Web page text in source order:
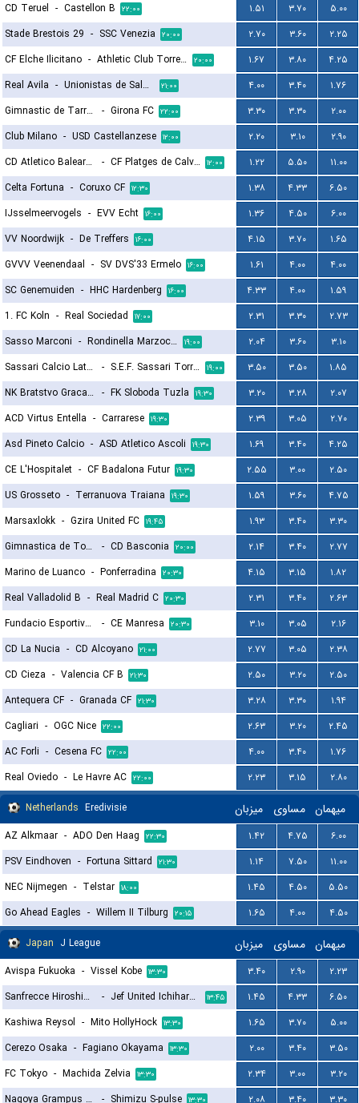
CD Teruel - Castellon B ۲۲:۰۰ ۱.۵۱ ۳.۷۰
۵.۰۰
Stade Brestois 29 - SSC Venezia ۲۰:۰۰ ۲.۷۰ ۳.۶۰
۲.۲۵
CF Elche Ilicitano - Athletic Club Torrellano ۲۰:۰۰ ۱.۶۷ ۳.۸۰
۴.۲۵
Real Avila - Unionistas de Salamanca CF ۲۱:۰۰ ۴.۰۰ ۳.۴۰
۱.۷۶
Gimnastic de Tarragona
- Girona FC ۲۲:۰۰ ۳.۳۰ ۳.۳۰
۲.۰۰
Club Milano - USD Castellanzese ۱۲:۰۰ ۲.۲۰ ۳.۱۰
۲.۹۰
CD Atletico Baleares
- CF Platges de Calvia ۱۲:۰۰ ۱.۲۲ ۵.۵۰
۱۱.۰۰
Celta Fortuna - Coruxo CF ۱۲:۳۰ ۱.۳۸ ۴.۳۳
۶.۵۰
IJsselmeervogels - EVV Echt ۱۶:۰۰ ۱.۳۶ ۴.۵۰
۶.۰۰
VV Noordwijk - De Treffers ۱۶:۰۰ ۴.۱۵ ۳.۷۰
۱.۶۵
GVVV Veenendaal - SV DVS'33 Ermelo ۱۶:۰۰ ۱.۶۱ ۴.۰۰
۴.۰۰
SC Genemuiden - HHC Hardenberg ۱۶:۰۰ ۴.۳۳ ۴.۰۰
۱.۵۹
1. FC Koln - Real Sociedad ۱۷:۰۰ ۲.۳۱ ۳.۳۰
۲.۷۳
Sasso Marconi - Rondinella Marzocco ۱۹:۰۰ ۲.۰۴ ۳.۶۰
۳.۱۰
Sassari Calcio Latte Dolce
- S.E.F. Sassari Torres 1903 ۱۹:۰۰ ۳.۵۰ ۳.۵۰
۱.۸۵
NK Bratstvo Gracanica - FK Sloboda Tuzla ۱۹:۳۰ ۳.۲۰ ۳.۲۸
۲.۰۷
ACD Virtus Entella - Carrarese ۱۹:۳۰ ۲.۳۹ ۳.۰۵
۲.۷۰
Asd Pineto Calcio - ASD Atletico Ascoli ۱۹:۳۰ ۱.۶۹ ۳.۴۰
۴.۲۵
CE L'Hospitalet - CF Badalona Futur ۱۹:۳۰ ۲.۵۵ ۳.۰۰
۲.۵۰
US Grosseto - Terranuova Traiana ۱۹:۳۰ ۱.۵۹ ۳.۶۰
۴.۷۵
Marsaxlokk - Gzira United FC ۱۹:۴۵ ۱.۹۳ ۳.۴۰
۳.۳۰
Gimnastica de Torrelavega
- CD Basconia ۲۰:۰۰ ۲.۱۴ ۳.۴۰
۲.۷۷
Marino de Luanco - Ponferradina ۲۰:۳۰ ۴.۱۵ ۳.۱۵
۱.۸۲
Real Valladolid B - Real Madrid C ۲۰:۳۰ ۲.۳۱ ۳.۴۰
۲.۶۳
Fundacio Esportiva Grama
- CE Manresa ۲۰:۳۰ ۳.۱۰ ۳.۰۵
۲.۱۶
CD La Nucia - CD Alcoyano ۲۱:۰۰ ۲.۷۷ ۳.۰۵
۲.۳۸
CD Cieza - Valencia CF B ۲۱:۳۰ ۲.۵۰ ۳.۲۰
۲.۵۰
Antequera CF - Granada CF ۲۱:۳۰ ۳.۲۸ ۳.۳۰
۱.۹۴
Cagliari - OGC Nice ۲۲:۰۰ ۲.۶۳ ۳.۲۰
۲.۴۵
AC Forli - Cesena FC ۲۲:۰۰ ۴.۰۰ ۳.۴۰
۱.۷۶
Real Oviedo - Le Havre AC ۲۲:۰۰ ۲.۲۳ ۳.۱۵
۲.۸۰
Netherlands Eredivisie میزبان مساوی میهمان
AZ Alkmaar - ADO Den Haag ۲۲:۳۰ ۱.۴۲ ۴.۷۵
۶.۰۰
PSV Eindhoven - Fortuna Sittard ۲۱:۳۰ ۱.۱۴ ۷.۵۰
۱۱.۰۰
NEC Nijmegen - Telstar ۱۸:۰۰ ۱.۴۵ ۴.۵۰
۵.۵۰
Go Ahead Eagles - Willem II Tilburg ۲۰:۱۵ ۱.۶۵ ۴.۰۰
۴.۵۰
Japan J League میزبان مساوی میهمان
Avispa Fukuoka - Vissel Kobe ۱۳:۳۰ ۳.۴۰ ۲.۹۰
۲.۲۳
Sanfrecce Hiroshima
- Jef United Ichihara Chiba ۱۳:۴۵ ۱.۴۵ ۴.۳۳
۶.۵۰
Kashiwa Reysol - Mito HollyHock ۱۳:۳۰ ۱.۶۵ ۳.۷۰
۵.۰۰
Cerezo Osaka - Fagiano Okayama ۱۳:۳۰ ۲.۰۰ ۳.۴۰
۳.۵۰
FC Tokyo - Machida Zelvia ۱۳:۳۰ ۲.۳۴ ۳.۰۰
۳.۲۰
Nagoya Grampus Eight
- Shimizu S-pulse ۱۳:۳۰ ۲.۰۸ ۳.۴۰ ۳.۳۰